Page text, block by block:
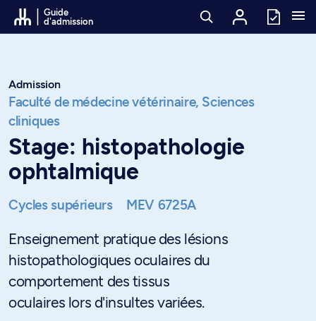
Passer au contenu
Guide
d'admission
Admission
Faculté de médecine vétérinaire, Sciences
cliniques
Stage: histopathologie
ophtalmique
Cycles supérieurs MEV 6725A
Enseignement pratique des lésions
histopathologiques oculaires du
comportement des tissus
oculaires lors d'insultes variées.